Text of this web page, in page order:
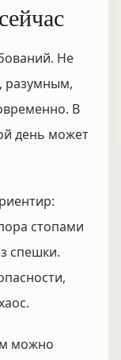
Не
разумным,
В
день может
стопами
спешки.
можно